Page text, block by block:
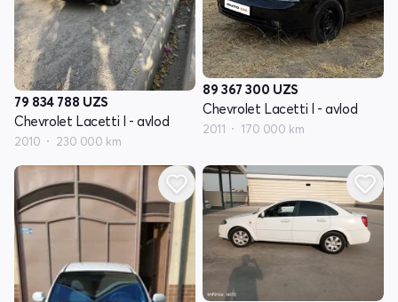
79 834 788 UZS
Chevrolet Lacetti I - avlod
2010 230 000 km
89 367 300 UZS
Chevrolet Lacetti I - avlod
2011 170 000 km